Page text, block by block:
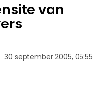
van
30 september 2005, 05:55